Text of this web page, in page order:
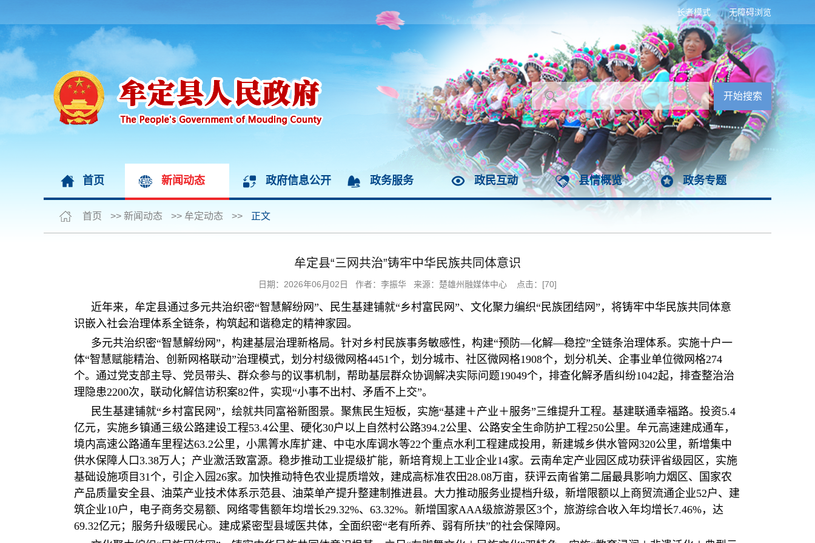
无障碍浏览
长者模式
首页 新闻动态 政府信息公开 政务服务 政民互动 县情概览 政务专题
首页 >> 新闻动态 >> 牟定动态 >> 正文
牟定县“三网共治”铸牢中华民族共同体意识
日期：2026年06月02日 作者：李振华 来源：楚雄州融媒体中心 点击：[70]
近年来，牟定县通过多元共治织密“智慧解纷网”、民生基建铺就“乡村富民网”、文化聚力编织“民族团结网”，将铸牢中华民族共同体意
识嵌入社会治理体系全链条，构筑起和谐稳定的精神家园。
多元共治织密“智慧解纷网”，构建基层治理新格局。针对乡村民族事务敏感性，构建“预防—化解—稳控”全链条治理体系。实施十户一
体“智慧赋能精治、创新网格联动”治理模式，划分村级微网格4451个，划分城市、社区微网格1908个，划分机关、企事业单位微网格274
个。通过党支部主导、党员带头、群众参与的议事机制，帮助基层群众协调解决实际问题19049个，排查化解矛盾纠纷1042起，排查整治治
理隐患2200次，联动化解信访积案82件，实现“小事不出村、矛盾不上交”。
民生基建铺就“乡村富民网”，绘就共同富裕新图景。聚焦民生短板，实施“基建＋产业＋服务”三维提升工程。基建联通幸福路‌。投资5.4
亿元，实施乡镇通三级公路建设工程53.4公里、硬化30户以上自然村公路394.2公里、公路安全生命防护工程250公里。牟元高速建成通车，
境内高速公路通车里程达63.2公里，小黑箐水库扩建、中屯水库调水等22个重点水利工程建成投用，新建城乡供水管网320公里，新增集中
供水保障人口3.38万人；‌产业激活致富源‌。稳步推动工业提级扩能，新培育规上工业企业14家。云南牟定产业园区成功获评省级园区，实施
基础设施项目31个，引企入园26家。加快推动特色农业提质增效，建成高标准农田28.08万亩，获评云南省第二届最具影响力烟区、国家农
产品质量安全县、油菜产业技术体系示范县、油菜单产提升整建制推进县。大力推动服务业提档升级，新增限额以上商贸流通企业52户、建
筑企业10户，电子商务交易额、网络零售额年均增长29.32%、63.32%。新增国家AAA级旅游景区3个，旅游综合收入年均增长7.46%，达
69.32亿元；‌服务升级暖民心‌。建成紧密型县域医共体，全面织密“老有所养、弱有所扶”的社会保障网。